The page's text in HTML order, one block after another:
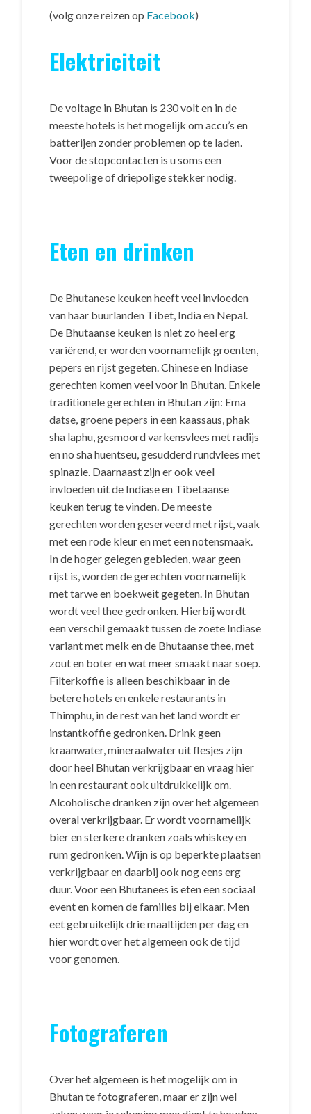
(volg onze reizen op Facebook)
Elektriciteit
De voltage in Bhutan is 230 volt en in de
meeste hotels is het mogelijk om accu’s en
batterijen zonder problemen op te laden.
Voor de stopcontacten is u soms een
tweepolige of driepolige stekker nodig.
Eten en drinken
De Bhutanese keuken heeft veel invloeden
van haar buurlanden Tibet, India en Nepal.
De Bhutaanse keuken is niet zo heel erg
variërend, er worden voornamelijk groenten,
pepers en rijst gegeten. Chinese en Indiase
gerechten komen veel voor in Bhutan. Enkele
traditionele gerechten in Bhutan zijn: Ema
datse, groene pepers in een kaassaus, phak
sha laphu, gesmoord varkensvlees met radijs
en no sha huentseu, gesudderd rundvlees met
spinazie. Daarnaast zijn er ook veel
invloeden uit de Indiase en Tibetaanse
keuken terug te vinden. De meeste
gerechten worden geserveerd met rijst, vaak
met een rode kleur en met een notensmaak.
In de hoger gelegen gebieden, waar geen
rijst is, worden de gerechten voornamelijk
met tarwe en boekweit gegeten. In Bhutan
wordt veel thee gedronken. Hierbij wordt
een verschil gemaakt tussen de zoete Indiase
variant met melk en de Bhutaanse thee, met
zout en boter en wat meer smaakt naar soep.
Filterkoffie is alleen beschikbaar in de
betere hotels en enkele restaurants in
Thimphu, in de rest van het land wordt er
instantkoffie gedronken. Drink geen
kraanwater, mineraalwater uit flesjes zijn
door heel Bhutan verkrijgbaar en vraag hier
in een restaurant ook uitdrukkelijk om.
Alcoholische dranken zijn over het algemeen
overal verkrijgbaar. Er wordt voornamelijk
bier en sterkere dranken zoals whiskey en
rum gedronken. Wijn is op beperkte plaatsen
verkrijgbaar en daarbij ook nog eens erg
duur. Voor een Bhutanees is eten een sociaal
event en komen de families bij elkaar. Men
eet gebruikelijk drie maaltijden per dag en
hier wordt over het algemeen ook de tijd
voor genomen.
Fotograferen
Over het algemeen is het mogelijk om in
Bhutan te fotograferen, maar er zijn wel